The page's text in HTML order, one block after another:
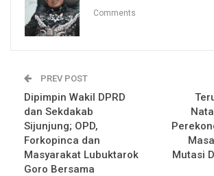
Comments
PREV POST
Dipimpin Wakil DPRD
dan Sekdakab
Sijunjung; OPD,
Forkopinca dan
Masyarakat Lubuktarok
Goro Bersama
Mutasi